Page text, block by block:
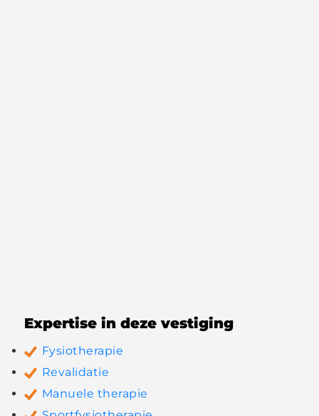
Expertise in deze vestiging
Fysiotherapie
Revalidatie
Manuele therapie